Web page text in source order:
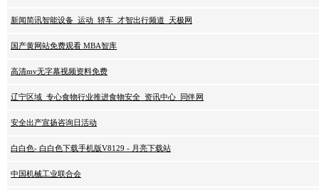
新闻简讯智能设备_运动_轿车_才智出行频道_天极网
国产黄网站免费观看 MBA智库
高清mv无字幕视频资料免费
辽宁区域_专心食物行业推进食物安全_资讯中心_同伴网
安全出产宣扬咨询日活动
白白色- 白白色下载手机版V8129 - 月亮下载站
中国机械工业联合会